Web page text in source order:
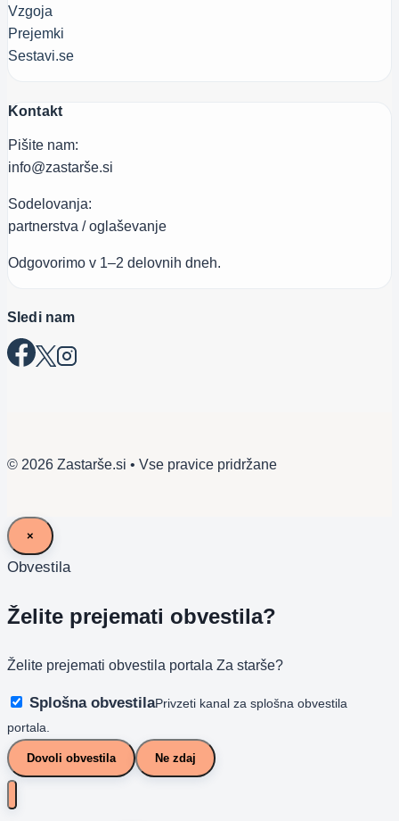
Vzgoja
Prejemki
Sestavi.se
Kontakt
Pišite nam:
info@zastarše.si
Sodelovanja:
partnerstva / oglaševanje
Odgovorimo v 1–2 delovnih dneh.
Sledi nam
© 2026 Zastarše.si • Vse pravice pridržane
×
Obvestila
Želite prejemati obvestila?
Želite prejemati obvestila portala Za starše?
Splošna obvestilaPrivzeti kanal za splošna obvestila
portala.
Dovoli obvestila Ne zdaj